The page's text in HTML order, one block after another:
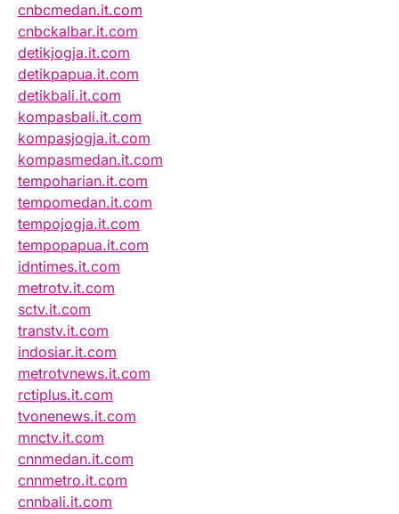
cnbcmedan.it.com
cnbckalbar.it.com
detikjogja.it.com
detikpapua.it.com
detikbali.it.com
kompasbali.it.com
kompasjogja.it.com
kompasmedan.it.com
tempoharian.it.com
tempomedan.it.com
tempojogja.it.com
tempopapua.it.com
idntimes.it.com
metrotv.it.com
sctv.it.com
transtv.it.com
indosiar.it.com
metrotvnews.it.com
rctiplus.it.com
tvonenews.it.com
mnctv.it.com
cnnmedan.it.com
cnnmetro.it.com
cnnbali.it.com